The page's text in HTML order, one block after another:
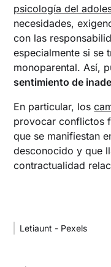
psicología del
necesidades,
con las
especialmente si se
monoparental. Así,
sentimiento de
En particular, los
provocar conflictos
que se manifiestan
desconocido y que
contractualidad
Letiaunt - Pexels